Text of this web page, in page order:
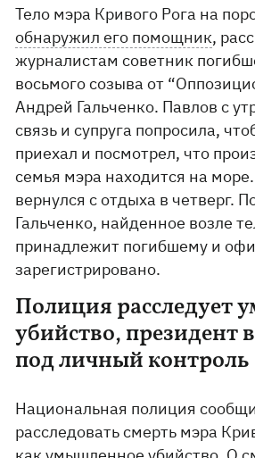
Тело мэра Кривого Рога на
обнаружил его помощник,
журналистам советник
восьмого созыва от
Андрей Гальченко. Павлов с
связь и супруга попросила,
приехал и посмотрел, что
семья мэра находится на
вернулся с отдыха в четверг.
Гальченко, найденное возле
принадлежит погибшему и
зарегистрировано.
Полиция расследует
убийство, президент
под личный контроль
Национальная полиция
расследовать смерть мэра